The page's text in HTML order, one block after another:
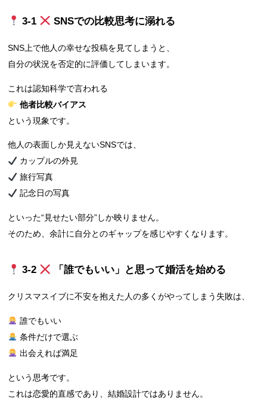
3‑1 SNSでの比較思考に溺れる
SNS上で他人の幸せな投稿を見てしまうと、
自分の状況を否定的に評価してしまいます。
これは認知科学で言われる
他者比較バイアス
という現象です。
他人の表面しか見えないSNSでは、
カップルの外見
旅行写真
記念日の写真
といった“見せたい部分”しか映りません。
そのため、余計に自分とのギャップを感じやすくなります。
3‑2 「誰でもいい」と思って婚活を始める
クリスマスイブに不安を抱えた人の多くがやってしまう失敗は、
誰でもいい
条件だけで選ぶ
出会えれば満足
という思考です。
これは恋愛的直感であり、結婚設計ではありません。